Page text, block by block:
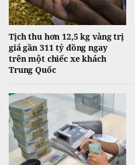
Tịch thu hơn 12,5 kg vàng trị
giá gần 311 tỷ đồng ngay
trên một chiếc xe khách
Trung Quốc